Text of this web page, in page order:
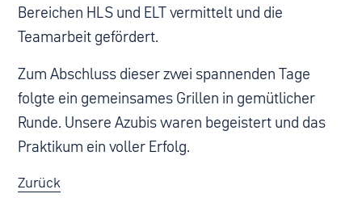
Bereichen HLS und ELT vermittelt und die
Teamarbeit gefördert.
Zum Abschluss dieser zwei spannenden Tage
folgte ein gemeinsames Grillen in gemütlicher
Runde. Unsere Azubis waren begeistert und das
Praktikum ein voller Erfolg.
Zurück